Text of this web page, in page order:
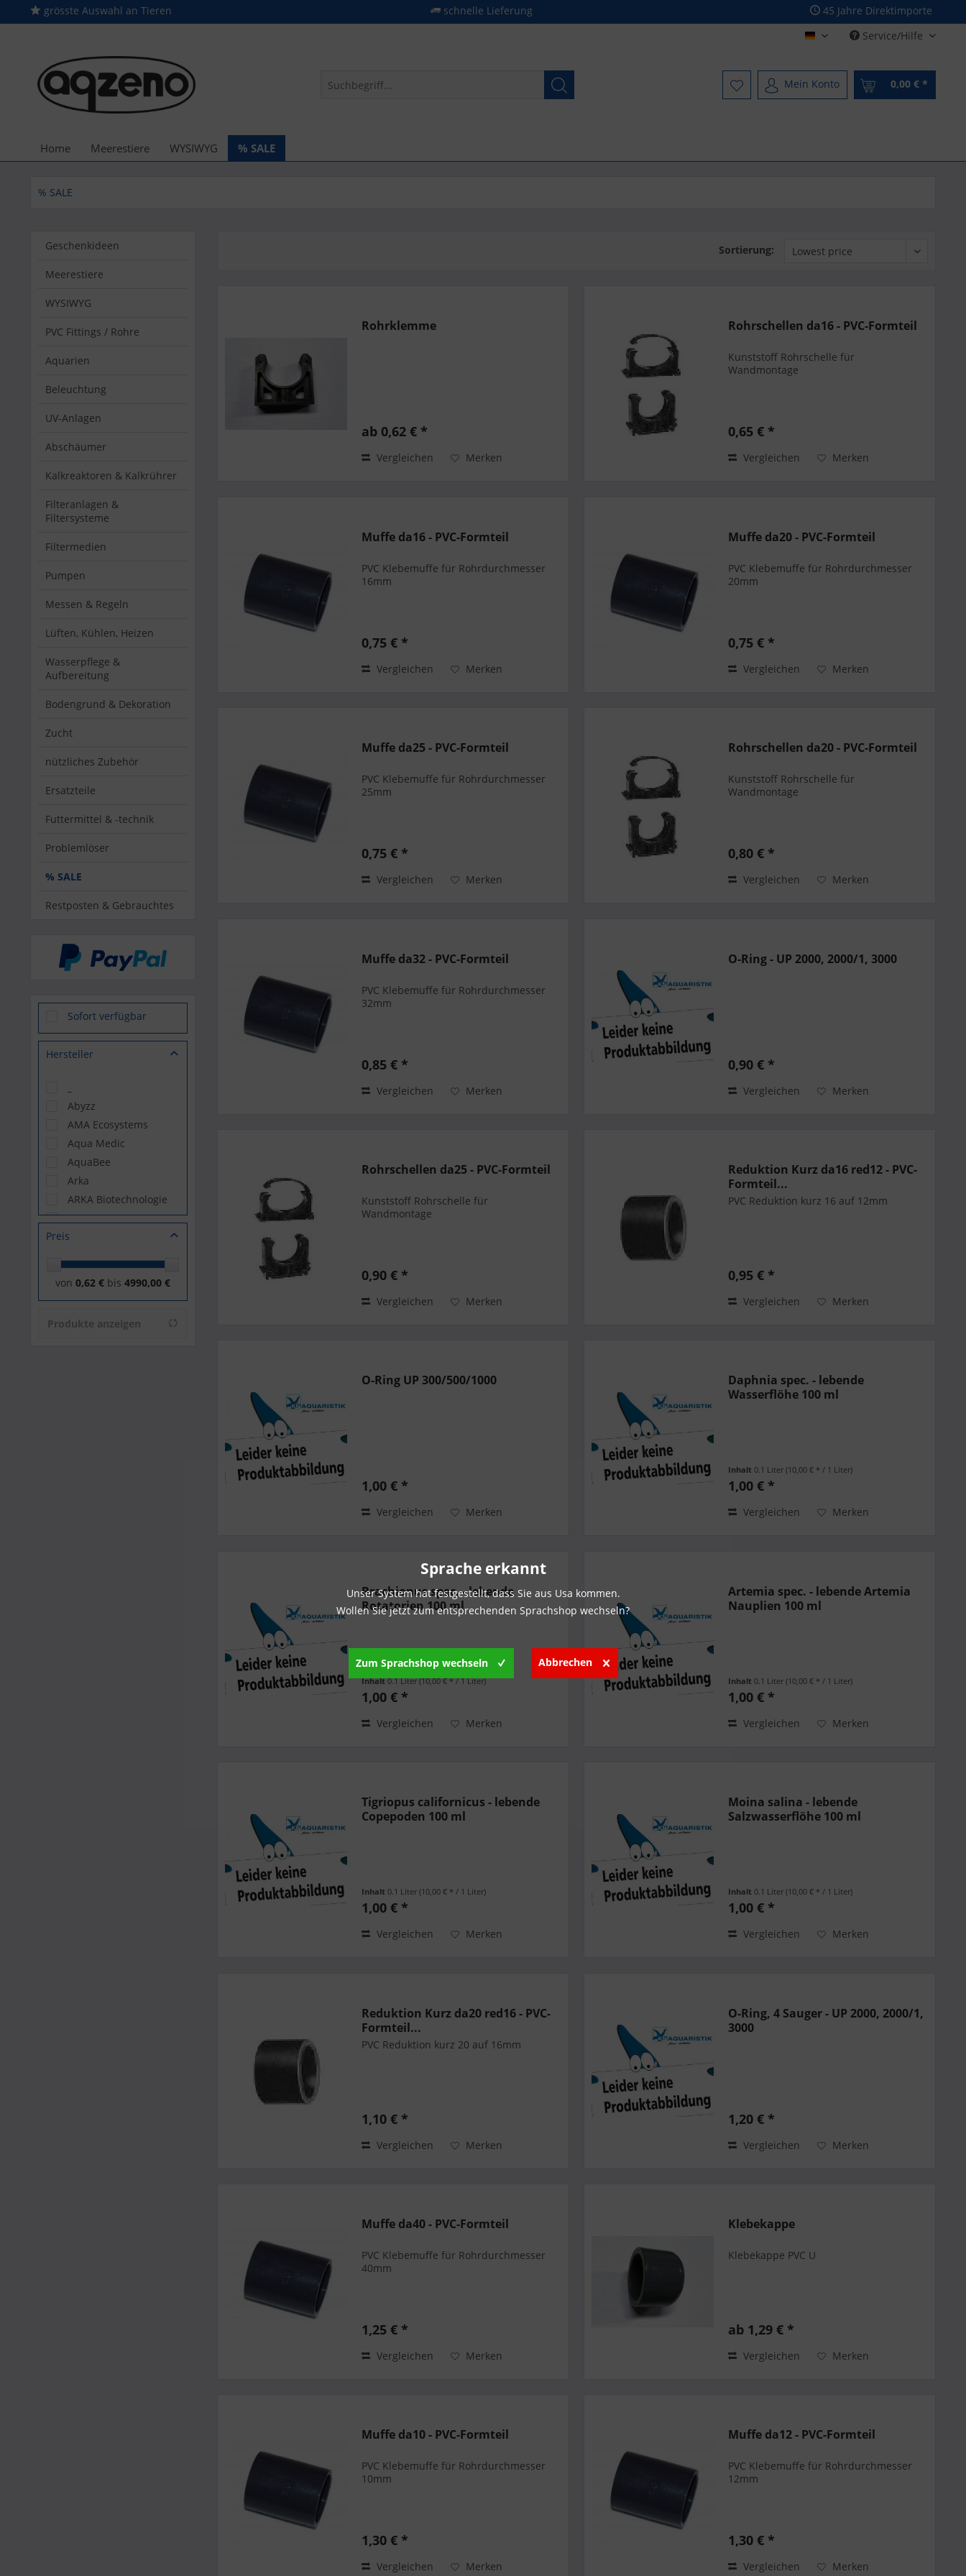
grösste Auswahl an Tieren schnelle Lieferung 45 Jahre Direktimporte
Deutsch - German
Service/Hilfe
Mein Konto 0,00 € *
Home Meerestiere WYSIWYG % SALE
% SALE
Geschenkideen
Meerestiere
WYSIWYG
PVC Fittings / Rohre
Aquarien
Beleuchtung
UV-Anlagen
Abschäumer
Kalkreaktoren & Kalkrührer
Filteranlagen &
Filtersysteme
Filtermedien
Pumpen
Messen & Regeln
Lüften, Kühlen, Heizen
Wasserpflege &
Aufbereitung
Bodengrund & Dekoration
Zucht
nützliches Zubehör
Ersatzteile
Futtermittel & -technik
Problemlöser
% SALE
Restposten & Gebrauchtes
Sofort verfügbar
Hersteller
Abyzz
AMA Ecosystems
Aqua Medic
AquaBee
Arka
ARKA Biotechnologie
ATI
Bubble Magus
Ecotech Marine
Preis
von 0,62 € bis 4990,00 €
Produkte anzeigen
Sortierung:
Rohrklemme
ab 0,62 € *
Vergleichen Merken
Rohrschellen da16 - PVC-Formteil
Kunststoff Rohrschelle für
Wandmontage
0,65 € *
Vergleichen Merken
Muffe da16 - PVC-Formteil
PVC Klebemuffe für Rohrdurchmesser
16mm
0,75 € *
Vergleichen Merken
Muffe da20 - PVC-Formteil
PVC Klebemuffe für Rohrdurchmesser
20mm
0,75 € *
Vergleichen Merken
Muffe da25 - PVC-Formteil
PVC Klebemuffe für Rohrdurchmesser
25mm
0,75 € *
Vergleichen Merken
Rohrschellen da20 - PVC-Formteil
Kunststoff Rohrschelle für
Wandmontage
0,80 € *
Vergleichen Merken
Muffe da32 - PVC-Formteil
PVC Klebemuffe für Rohrdurchmesser
32mm
0,85 € *
Vergleichen Merken
O-Ring - UP 2000, 2000/1, 3000
0,90 € *
Vergleichen Merken
Rohrschellen da25 - PVC-Formteil
Kunststoff Rohrschelle für
Wandmontage
0,90 € *
Vergleichen Merken
Reduktion Kurz da16 red12 - PVC-
Formteil...
PVC Reduktion kurz 16 auf 12mm
0,95 € *
Vergleichen Merken
O-Ring UP 300/500/1000
1,00 € *
Vergleichen Merken
Daphnia spec. - lebende
Wasserflöhe 100 ml
Inhalt 0.1 Liter(10,00 € * / 1 Liter)
1,00 € *
Vergleichen Merken
Brachionus spec. - lebende
Rotatorien 100 ml
Inhalt0.1 Liter(10,00 € * / 1 Liter)
1,00 € *
Vergleichen Merken
Artemia spec. - lebende Artemia
Nauplien 100 ml
Inhalt 0.1 Liter(10,00 € * / 1 Liter)
1,00 € *
Vergleichen Merken
Tigriopus californicus - lebende
Copepoden 100 ml
Inhalt 0.1 Liter(10,00 € * / 1 Liter)
1,00 € *
Vergleichen Merken
Moina salina - lebende
Salzwasserflöhe 100 ml
Inhalt 0.1 Liter(10,00 € * / 1 Liter)
1,00 € *
Vergleichen Merken
Reduktion Kurz da20 red16 - PVC-
Formteil...
PVC Reduktion kurz 20 auf 16mm
1,10 € *
Vergleichen Merken
O-Ring, 4 Sauger - UP 2000, 2000/1,
3000
1,20 € *
Vergleichen Merken
Muffe da40 - PVC-Formteil
PVC Klebemuffe für Rohrdurchmesser
40mm
1,25 € *
Vergleichen Merken
Klebekappe
Klebekappe PVC U
ab 1,29 € *
Vergleichen Merken
Muffe da10 - PVC-Formteil
PVC Klebemuffe für Rohrdurchmesser
10mm
1,30 € *
Vergleichen Merken
Muffe da12 - PVC-Formteil
PVC Klebemuffe für Rohrdurchmesser
12mm
1,30 € *
Vergleichen Merken
Sprache erkannt
Unser System hat festgestellt, dass Sie aus Usa kommen.
Wollen Sie jetzt zum entsprechenden Sprachshop wechseln?
Zum Sprachshop wechseln Abbrechen